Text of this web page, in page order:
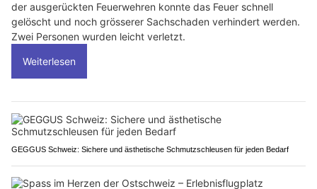
der ausgerückten Feuerwehren konnte das Feuer schnell
gelöscht und noch grösserer Sachschaden verhindert werden.
Zwei Personen wurden leicht verletzt.
Weiterlesen
GEGGUS Schweiz: Sichere und ästhetische Schmutzschleusen für jeden Bedarf